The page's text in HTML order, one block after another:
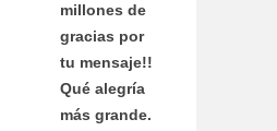
millones de
gracias por
tu mensaje!!
Qué alegría
más grande.